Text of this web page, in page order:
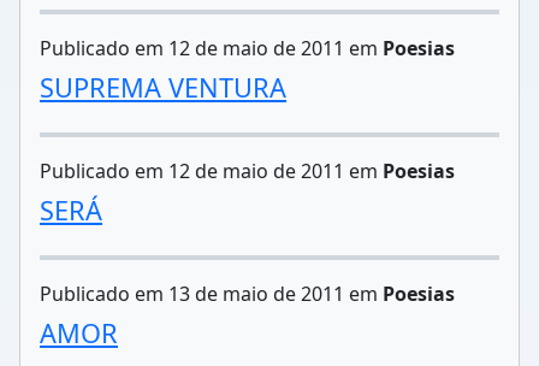
Publicado em 12 de maio de 2011 em Poesias
SUPREMA VENTURA
Publicado em 12 de maio de 2011 em Poesias
SERÁ
Publicado em 13 de maio de 2011 em Poesias
AMOR